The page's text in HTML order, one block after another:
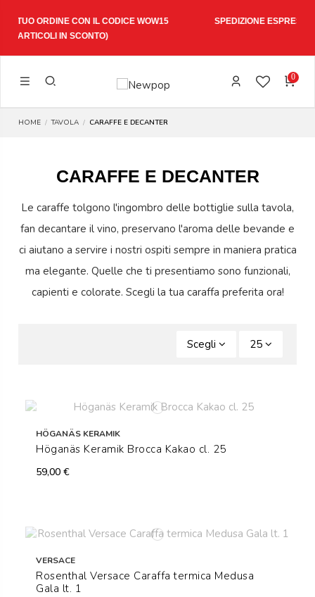
SPEDIZIONE ESPRESSA 1-3 GIORNI LAVORATIVI
0
HOME TAVOLA CARAFFE E DECANTER
CARAFFE E DECANTER
Le caraffe tolgono l'ingombro delle bottiglie sulla tavola,
fan decantare il vino, preservano l'aroma delle bevande e
ci aiutano a servire i nostri ospiti sempre in maniera pratica
ma elegante. Quelle che ti presentiamo sono funzionali,
capienti e colorate. Scegli la tua caraffa preferita ora!
Scegli 25
HÖGANÄS KERAMIK
Höganäs Keramik Brocca Kakao cl. 25
59,00 €
VERSACE
Rosenthal Versace Caraffa termica Medusa
Gala lt. 1